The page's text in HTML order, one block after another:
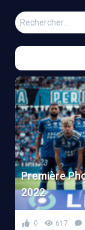
Rechercher :
Première
2022
0 617